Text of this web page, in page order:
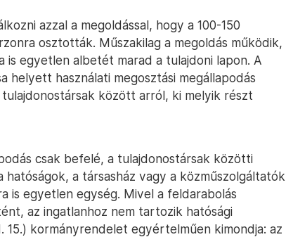
azzal a megoldással, hogy a 100-150
osztották. Műszakilag a megoldás működik,
is egyetlen albetét marad a tulajdoni lapon. A
helyett használati megosztási megállapodás
között arról, ki melyik részt
csak befelé, a tulajdonostársak közötti
hatóságok, a társasház vagy a közműszolgáltatók
is egyetlen egység. Mivel a feldarabolás
az ingatlanhoz nem tartozik hatósági
15.) kormányrendelet egyértelműen kimondja: az